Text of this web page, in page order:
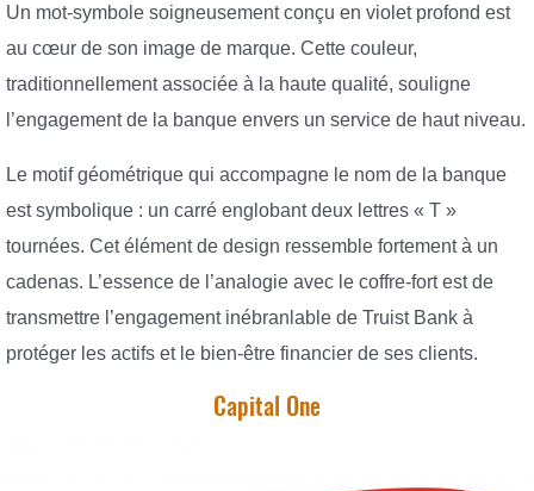
Un mot-symbole soigneusement conçu en violet profond est
au cœur de son image de marque. Cette couleur,
traditionnellement associée à la haute qualité, souligne
l’engagement de la banque envers un service de haut niveau.
Le motif géométrique qui accompagne le nom de la banque
est symbolique : un carré englobant deux lettres « T »
tournées. Cet élément de design ressemble fortement à un
cadenas. L’essence de l’analogie avec le coffre-fort est de
transmettre l’engagement inébranlable de Truist Bank à
protéger les actifs et le bien-être financier de ses clients.
Capital One